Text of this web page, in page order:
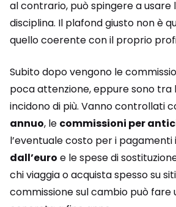
al contrario, può spingere a
disciplina. Il plafond giusto non è
quello coerente con il proprio
Subito dopo vengono le
poca attenzione, eppure sono tra
incidono di più. Vanno controllati
annuo, le commissioni per
l’eventuale costo per i pagamenti
dall’euro e le spese di
chi viaggia o acquista spesso su
commissione sul cambio può fare